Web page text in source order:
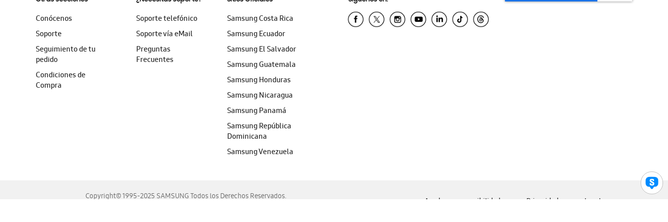
Conócenos
Soporte
Seguimiento de tu
pedido
Condiciones de
Compra
Soporte telefónico
Soporte vía eMail
Preguntas
Frecuentes
Samsung Costa Rica
Samsung Ecuador
Samsung El Salvador
Samsung Guatemala
Samsung Honduras
Samsung Nicaragua
Samsung Panamá
Samsung República
Dominicana
Samsung Venezuela
Copyright© 1995-2025 SAMSUNG Todos los Derechos Reservados.
Ayuda para accesibilidad Privacidad Legal